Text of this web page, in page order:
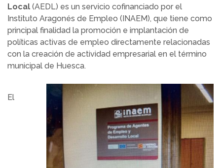
Local (AEDL) es un servicio cofinanciado por el
Instituto Aragonés de Empleo (INAEM), que tiene como
principal finalidad la promoción e implantación de
políticas activas de empleo directamente relacionadas
con la creación de actividad empresarial en el término
municipal de Huesca.
El